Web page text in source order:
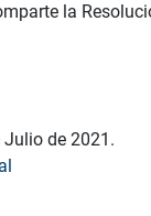
la
Julio de 2021.